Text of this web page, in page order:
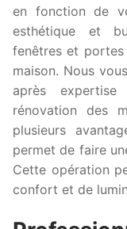
en fonction de
esthétique et
fenêtres et portes
maison. Nous
après expertise
rénovation des
plusieurs
permet de faire
Cette opération
confort et de